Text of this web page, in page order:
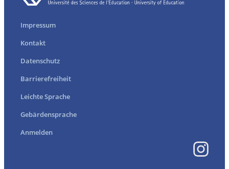
Impressum
Kontakt
Datenschutz
Barrierefreiheit
Leichte Sprache
Gebärdensprache
Anmelden